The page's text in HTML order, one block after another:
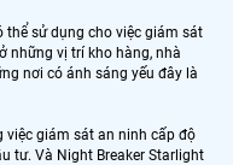
thể sử dụng cho việc giám sát
những vị trí kho hàng, nhà
nơi có ánh sáng yếu đây là
việc giám sát an ninh cấp độ
tư. Và Night Breaker Starlight